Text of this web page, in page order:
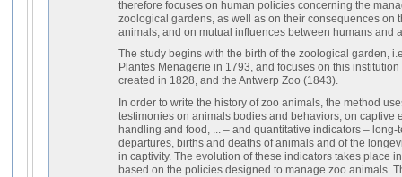
therefore focuses on human policies concerning the
zoological gardens, as well as on their consequences on
animals, and on mutual influences between humans and
The study begins with the birth of the zoological garden,
Plantes Menagerie in 1793, and focuses on this
created in 1828, and the Antwerp Zoo (1843).
In order to write the history of zoo animals, the method
testimonies on animals bodies and behaviors, on captive
handling and food, ... – and quantitative indicators – long-
departures, births and deaths of animals and of the
in captivity. The evolution of these indicators takes place
based on the policies designed to manage zoo animals.